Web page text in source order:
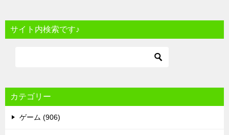
サイト内検索です♪
カテゴリー
ゲーム (906)